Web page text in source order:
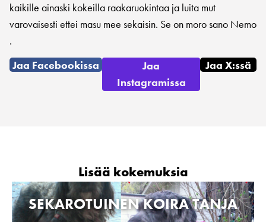
kaikille ainaski kokeilla raakaruokintaa ja luita mut
varovaisesti ettei masu mee sekaisin. Se on moro sano Nemo
.
Jaa Facebookissa
Jaa
Instagramissa
Jaa X:ssä
Lisää kokemuksia
SEKAROTUINEN KOIRA TANJA